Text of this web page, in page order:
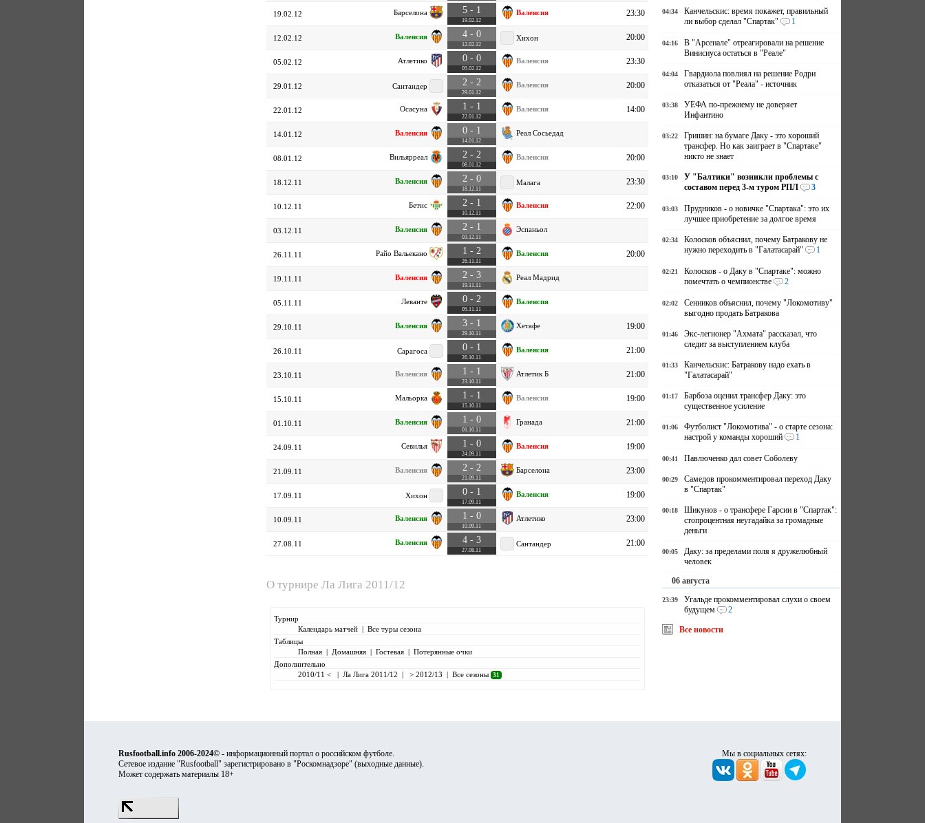
19.02.12 Барселона 5 - 1
19.02.12
Валенсия 23:30
12.02.12 Валенсия 4 - 0
12.02.12
Хихон 20:00
05.02.12 Атлетико 0 - 0
05.02.12
Валенсия 23:30
29.01.12 Сантандер 2 - 2
29.01.12
Валенсия 20:00
22.01.12 Осасуна 1 - 1
22.01.12
Валенсия 14:00
14.01.12 Валенсия 0 - 1
14.01.12
Реал Сосьедад
08.01.12 Вильярреал 2 - 2
08.01.12
Валенсия 20:00
18.12.11 Валенсия 2 - 0
18.12.11
Малага 23:30
10.12.11 Бетис 2 - 1
10.12.11
Валенсия 22:00
03.12.11 Валенсия 2 - 1
03.12.11
Эспаньол
26.11.11 Райо Вальекано 1 - 2
26.11.11
Валенсия 20:00
19.11.11 Валенсия 2 - 3
19.11.11
Реал Мадрид
05.11.11 Леванте 0 - 2
05.11.11
Валенсия
29.10.11 Валенсия 3 - 1
29.10.11
Хетафе 19:00
26.10.11 Сарагоса 0 - 1
26.10.11
Валенсия 21:00
23.10.11 Валенсия 1 - 1
23.10.11
Атлетик Б 21:00
15.10.11 Мальорка 1 - 1
15.10.11
Валенсия 19:00
01.10.11 Валенсия 1 - 0
01.10.11
Гранада 21:00
24.09.11 Севилья 1 - 0
24.09.11
Валенсия 19:00
21.09.11 Валенсия 2 - 2
21.09.11
Барселона 23:00
17.09.11 Хихон 0 - 1
17.09.11
Валенсия 19:00
10.09.11 Валенсия 1 - 0
10.09.11
Атлетико 23:00
27.08.11 Валенсия 4 - 3
27.08.11
Сантандер 21:00
О турнире Ла Лига 2011/12
Турнир
Календарь матчей| Все туры сезона
Таблицы
Полная| Домашняя| Гостевая| Потерянные очки
Дополнительно
2010/11 <
Ла Лига 2011/12 > 2012/13 Все сезоны 31
04:34
Канчельскис: время покажет, правильный
ли выбор сделал "Спартак"
1
04:16
В "Арсенале" отреагировали на решение
Винисиуса остаться в "Реале"
04:04
Гвардиола повлиял на решение Родри
отказаться от "Реала" - источник
03:38
УЕФА по-прежнему не доверяет
Инфантино
03:22
Гришин: на бумаге Даку - это хороший
трансфер. Но как заиграет в "Спартаке"
никто не знает
03:10
У "Балтики" возникли проблемы с
составом перед 3-м туром РПЛ
3
03:03
Прудников - о новичке "Спартака": это их
лучшее приобретение за долгое время
02:34
Колосков объяснил, почему Батракову не
нужно переходить в "Галатасарай"
1
02:21
Колосков - о Даку в "Спартаке": можно
помечтать о чемпионстве
2
02:02
Сенников объяснил, почему "Локомотиву"
выгодно продать Батракова
01:46
Экс-легионер "Ахмата" рассказал, что
следит за выступлением клуба
01:33
Канчельскис: Батракову надо ехать в
"Галатасарай"
01:17
Барбоза оценил трансфер Даку: это
существенное усиление
01:06
Футболист "Локомотива" - о старте сезона:
настрой у команды хороший
1
00:41 Павлюченко дал совет Соболеву
00:29
Самедов прокомментировал переход Даку
в "Спартак"
00:18
Шикунов - о трансфере Гарсии в "Спартак":
стопроцентная неугадайка за громадные
деньги
00:05
Даку: за пределами поля я дружелюбный
человек
06 августа
23:39
Угальде прокомментировал слухи о своем
будущем
2
Все новости
Rusfootball.info 2006-2024© - информационный портал о российском футболе.
Сетевое издание "Rusfootball" зарегистрировано в "Роскомнадзоре" (выходные данные).
Может содержать материалы 18+
Мы в социальных сетях: